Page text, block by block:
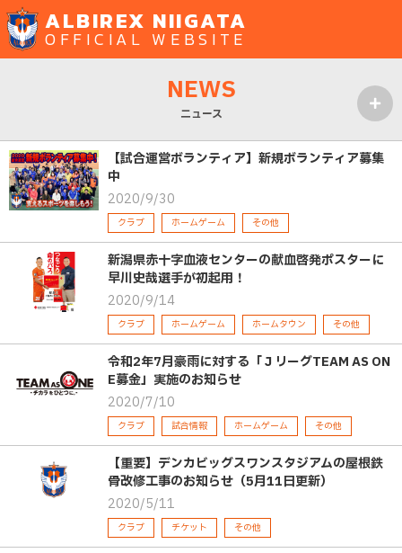
ALBIREX NIIGATA
OFFICIAL WEBSITE
NEWS
ニュース
【試合運営ボランティア】新規ボランティア募集
中
2020/9/30
クラブ ホームゲーム その他
新潟県赤十字血液センターの献血啓発ポスターに
早川史哉選手が初起用！
2020/9/14
クラブ ホームゲーム ホームタウン その他
令和2年7月豪雨に対する「ＪリーグTEAM AS ON
E募金」実施のお知らせ
2020/7/10
クラブ 試合情報 ホームゲーム その他
【重要】デンカビッグスワンスタジアムの屋根鉄
骨改修工事のお知らせ（5月11日更新）
2020/5/11
クラブ チケット その他